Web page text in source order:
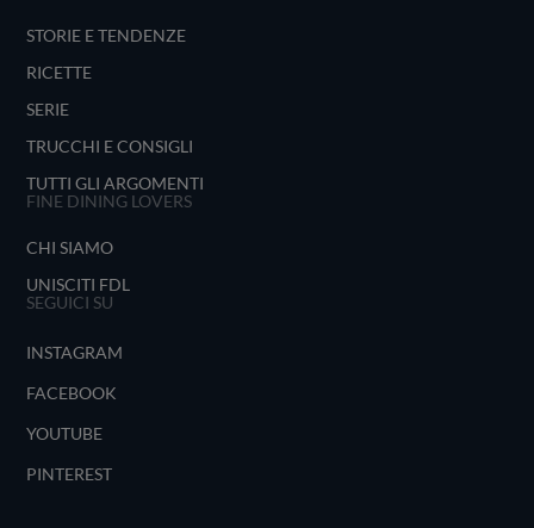
STORIE E TENDENZE
RICETTE
SERIE
TRUCCHI E CONSIGLI
TUTTI GLI ARGOMENTI
FINE DINING LOVERS
CHI SIAMO
UNISCITI FDL
SEGUICI SU
INSTAGRAM
FACEBOOK
YOUTUBE
PINTEREST